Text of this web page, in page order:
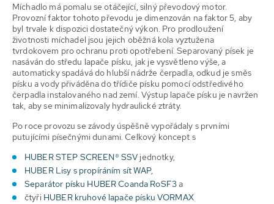
Míchadlo má pomalu se otáčející, silný převodový motor.
Provozní faktor tohoto převodu je dimenzován na faktor 5, aby
byl trvale k dispozici dostatečný výkon. Pro prodloužení
životnosti míchadel jsou jejich oběžná kola vyztužena
tvrdokovem pro ochranu proti opotřebení. Separovaný písek je
nasáván do středu lapače písku, jak je vysvětleno výše, a
automaticky spadává do hlubší nádrže čerpadla, odkud je směs
písku a vody přiváděna do třídiče písku pomocí odstředivého
čerpadla instalovaného nad zemí. Výstup lapače písku je navržen
tak, aby se minimalizovaly hydraulické ztráty.
Po roce provozu se závody úspěšně vypořádaly s prvními
putujícími písečnými dunami. Celkový koncept s
HUBER STEP SCREEN® SSV jednotky,
HUBER Lisy s propíráním sít WAP,
Separátor písku HUBER Coanda RoSF3a
čtyři HUBER kruhové lapače písku VORMAX